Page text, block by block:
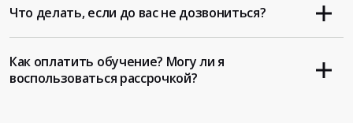
Что делать, если до вас не дозвониться?
Как оплатить обучение? Могу ли я
воспользоваться рассрочкой?